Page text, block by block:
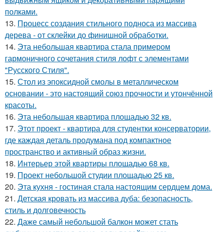
полками.
13. Процесс создания стильного подноса из массива
дерева - от склейки до финишной обработки.
14. Эта небольшая квартира стала примером
гармоничного сочетания стиля лофт с элементами
"Русского Стиля".
15. Стол из эпоксидной смолы в металлическом
основании - это настоящий союз прочности и утончённой
красоты.
16. Эта небольшая квартира площадью 32 кв.
17. Этот проект - квартира для студентки консерватории,
где каждая деталь продумана под компактное
пространство и активный образ жизни.
18. Интерьер этой квартиры площадью 68 кв.
19. Проект небольшой студии площадью 25 кв.
20. Эта кухня - гостиная стала настоящим сердцем дома.
21. Детская кровать из массива дуба: безопасность,
стиль и долговечность
22. Даже самый небольшой балкон может стать